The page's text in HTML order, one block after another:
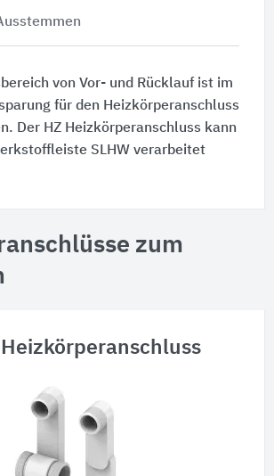
von Vor- und Rücklauf ist im
für den Heizkörperanschluss
Der HZ Heizkörperanschluss kann
SLHW verarbeitet
zum